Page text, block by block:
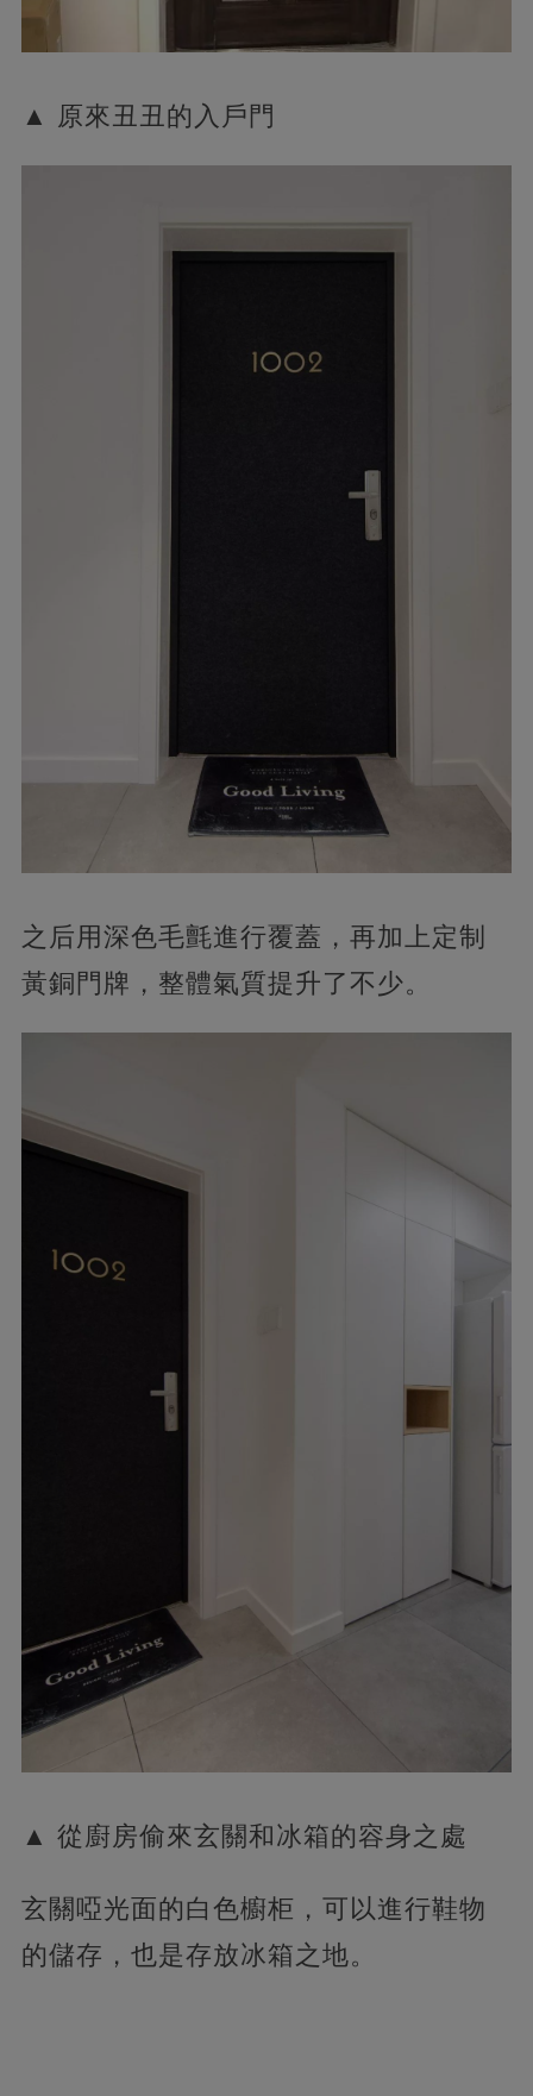
▲ 原來丑丑的入戶門
之后用深色毛氈進行覆蓋，再加上定制
黃銅門牌，整體氣質提升了不少。
▲ 從廚房偷來玄關和冰箱的容身之處
玄關啞光面的白色櫥柜，可以進行鞋物
的儲存，也是存放冰箱之地。